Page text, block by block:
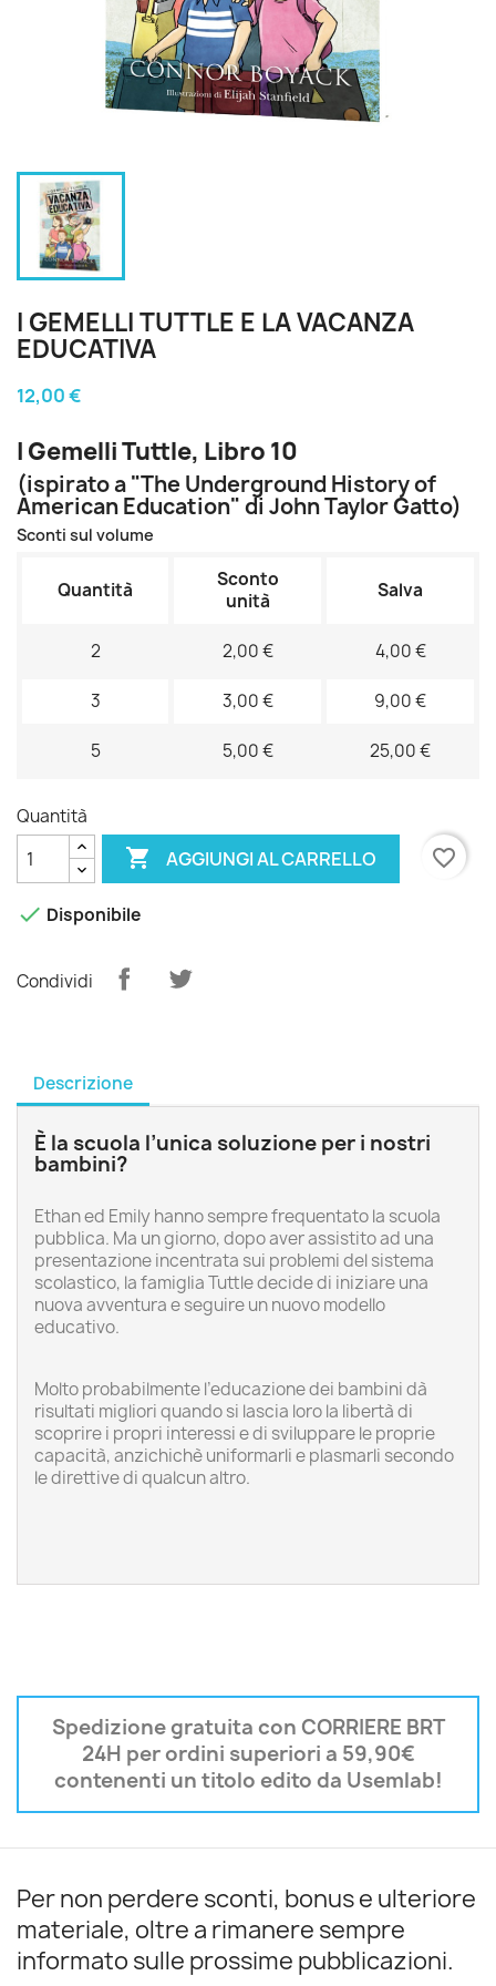
I GEMELLI TUTTLE E LA VACANZA
EDUCATIVA
12,00 €
I Gemelli Tuttle, Libro 10
(ispirato a "The Underground History of
American Education" di John Taylor Gatto)
Sconti sul volume
Quantità
Sconto
unità
Salva
2 2,00 € 4,00 €
3 3,00 € 9,00 €
5 5,00 € 25,00 €
Quantità
 AGGIUNGI AL CARRELLO favorite_border
 Disponibile
Condividi
Descrizione
È la scuola l’unica soluzione per i nostri
bambini?
Ethan ed Emily hanno sempre frequentato la scuola
pubblica. Ma un giorno, dopo aver assistito ad una
presentazione incentrata sui problemi del sistema
scolastico, la famiglia Tuttle decide di iniziare una
nuova avventura e seguire un nuovo modello
educativo.
Molto probabilmente l’educazione dei bambini dà
risultati migliori quando si lascia loro la libertà di
scoprire i propri interessi e di sviluppare le proprie
capacità, anzichichè uniformarli e plasmarli secondo
le direttive di qualcun altro.
Spedizione gratuita con CORRIERE BRT
24H per ordini superiori a 59,90€
contenenti un titolo edito da Usemlab!
Per non perdere sconti, bonus e ulteriore
materiale, oltre a rimanere sempre
informato sulle prossime pubblicazioni.